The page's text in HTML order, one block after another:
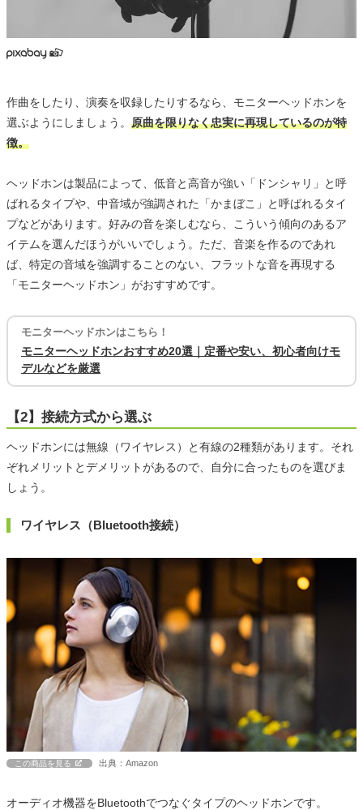
作曲をしたり、演奏を収録したりするなら、モニターヘッドホンを
選ぶようにしましょう。 原曲を限りなく忠実に再現しているのが特
徴。
ヘッドホンは製品によって、低音と高音が強い「ドンシャリ」と呼
ばれるタイプや、中音域が強調された「かまぼこ」と呼ばれるタイ
プなどがあります。好みの音を楽しむなら、こういう傾向のあるア
イテムを選んだほうがいいでしょう。ただ、音楽を作るのであれ
ば、特定の音域を強調することのない、フラットな音を再現する
「モニターヘッドホン」がおすすめです。
モニターヘッドホンはこちら！
モニターヘッドホンおすすめ20選｜定番や安い、初心者向けモ
デルなどを厳選
【2】接続方式から選ぶ
ヘッドホンには無線（ワイヤレス）と有線の2種類があります。それ
ぞれメリットとデメリットがあるので、自分に合ったものを選びま
しょう。
ワイヤレス（Bluetooth接続）
この商品を見る 出典：Amazon
オーディオ機器をBluetoothでつなぐタイプのヘッドホンです。